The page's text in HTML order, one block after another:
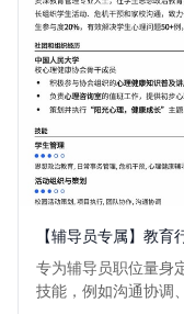
【辅导员专属】教育
专为辅导员职位量身
技能，例如沟通协调